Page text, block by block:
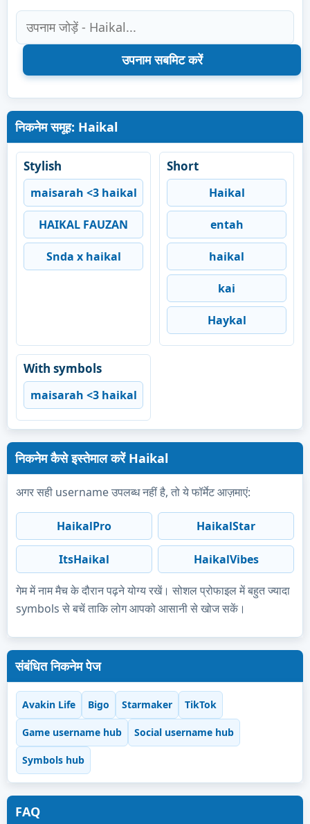
निकनेम समूह: Haikal
Stylish
maisarah <3 haikal
HAIKAL FAUZAN
Snda x haikal
Short
Haikal
entah
haikal
kai
Haykal
With symbols
maisarah <3 haikal
निकनेम कैसे इस्तेमाल करें Haikal
अगर सही username उपलब्ध नहीं है, तो ये फॉर्मेट आज़माएं:
HaikalPro HaikalStar
ItsHaikal HaikalVibes
गेम में नाम मैच के दौरान पढ़ने योग्य रखें। सोशल प्रोफाइल में बहुत ज्यादा
symbols से बचें ताकि लोग आपको आसानी से खोज सकें।
संबंधित निकनेम पेज
Avakin Life Bigo Starmaker TikTok
Game username hub Social username hub
Symbols hub
FAQ